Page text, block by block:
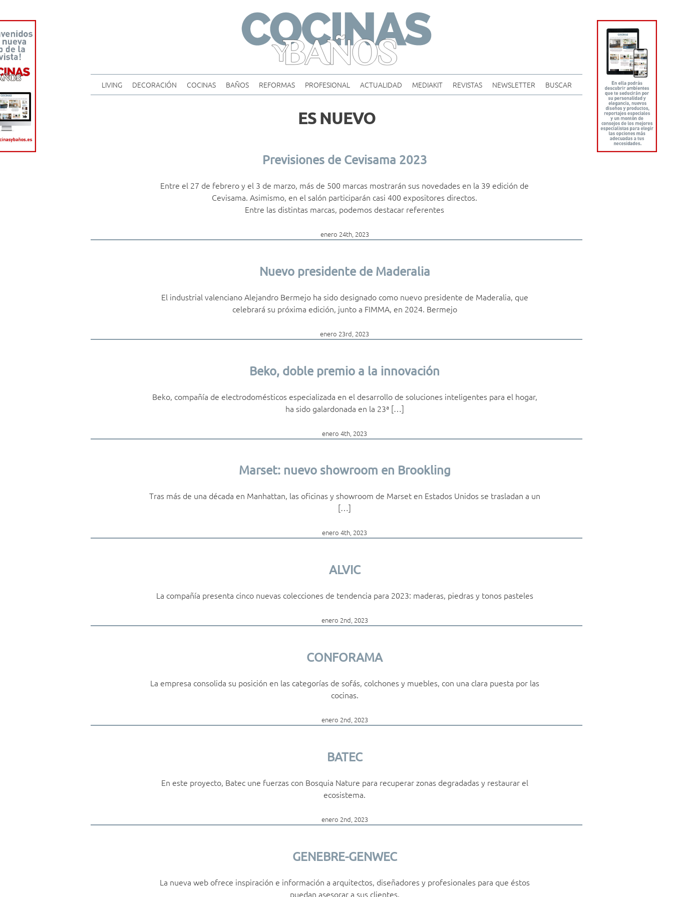
content
LIVING DECORACIÓN COCINAS BAÑOS REFORMAS PROFESIONAL ACTUALIDAD MEDIAKIT REVISTAS NEWSLETTER BUSCAR
ES NUEVO
Previsiones de Cevisama 2023
Entre el 27 de febrero y el 3 de marzo, más de 500 marcas mostrarán sus novedades en la 39 edición de
Cevisama. Asimismo, en el salón participarán casi 400 expositores directos.
Entre las distintas marcas, podemos destacar referentes
enero 24th, 2023
Nuevo presidente de Maderalia
El industrial valenciano Alejandro Bermejo ha sido designado como nuevo presidente de Maderalia, que
celebrará su próxima edición, junto a FIMMA, en 2024. Bermejo
enero 23rd, 2023
Beko, doble premio a la innovación
Beko, compañía de electrodomésticos especializada en el desarrollo de soluciones inteligentes para el hogar,
ha sido galardonada en la 23ª […]
enero 4th, 2023
Marset: nuevo showroom en Brookling
Tras más de una década en Manhattan, las oficinas y showroom de Marset en Estados Unidos se trasladan a un
[…]
enero 4th, 2023
ALVIC
La compañía presenta cinco nuevas colecciones de tendencia para 2023: maderas, piedras y tonos pasteles
enero 2nd, 2023
CONFORAMA
La empresa consolida su posición en las categorías de sofás, colchones y muebles, con una clara puesta por las
cocinas.
enero 2nd, 2023
BATEC
En este proyecto, Batec une fuerzas con Bosquia Nature para recuperar zonas degradadas y restaurar el
ecosistema.
enero 2nd, 2023
GENEBRE-GENWEC
La nueva web ofrece inspiración e información a arquitectos, diseñadores y profesionales para que éstos
puedan asesorar a sus clientes.